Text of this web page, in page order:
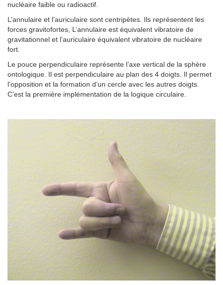
nucléaire faible ou radioactif.
L’annulaire et l’auriculaire sont centripètes. Ils représentent les
forces gravitofortes, L’annulaire est équivalent vibratoire de
gravitationnel et l’auriculaire équivalent vibratoire de nucléaire
fort.
Le pouce perpendiculaire représente l’axe vertical de la sphère
ontologique. Il est perpendiculaire au plan des 4 doigts. Il permet
l’opposition et la formation d’un cercle avec les autres doigts.
C’est la première implémentation de la logique circulaire.